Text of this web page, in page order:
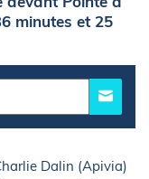
minutes et 25
Dalin (Apivia)